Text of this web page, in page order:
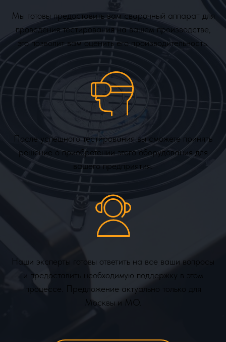
Мы готовы предоставить вам сварочный аппарат для
проведения тестирования на вашем производстве,
это позволит вам оценить его производительность.
После успешного тестирования вы сможете принять
решение о приобретении этого оборудования для
вашего предприятия.
Наши эксперты готовы ответить на все ваши вопросы
и предоставить необходимую поддержку в этом
процессе. Предложение актуально только для
Москвы и МО.